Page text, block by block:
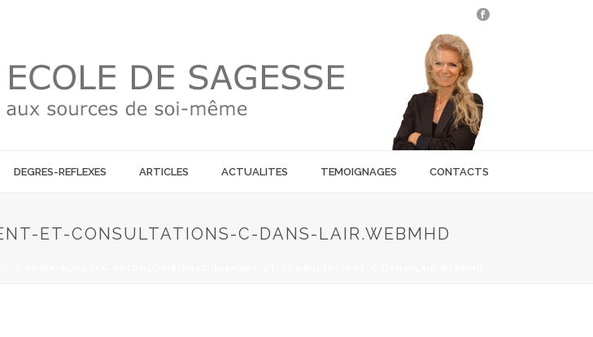
DEGRES-REFLEXES ARTICLES ACTUALITES TEMOIGNAGES CONTACTS
ET-CONSULTATIONS-C-DANS-LAIR.WEBMHD